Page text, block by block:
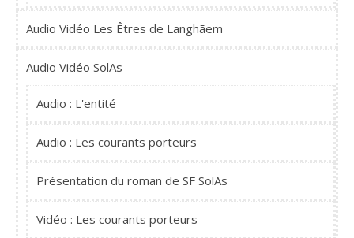
Audio Vidéo Les Êtres de Langhãem
Audio Vidéo SolAs
Audio : L'entité
Audio : Les courants porteurs
Présentation du roman de SF SolAs
Vidéo : Les courants porteurs